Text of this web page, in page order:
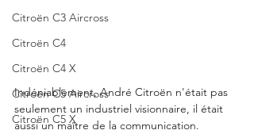
Citroën C3 Aircross
Citroën C4
Citroën C4 X
Citroën C5 Aircross
Citroën C5 X
Indéniablement, André Citroën n'était pas
seulement un industriel visionnaire, il était
aussi un maître de la communication.